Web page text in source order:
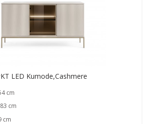
LED Kumode,Cashmere
cm
cm
cm